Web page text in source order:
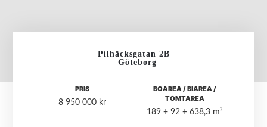
Pilhäcksgatan 2B
– Göteborg
PRIS
8 950 000 kr
BOAREA / BIAREA /
TOMTAREA
189 + 92 + 638,3 m²